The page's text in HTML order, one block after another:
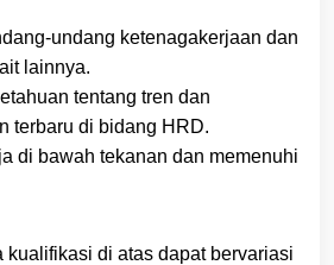
undang ketenagakerjaan dan
lainnya.
tentang tren dan
terbaru di bidang HRD.
di bawah tekanan dan memenuhi
kualifikasi di atas dapat bervariasi